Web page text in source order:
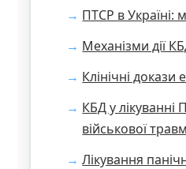
ПТСР в
Механізми дії
Клінічні докази
КБД у лікуванні
військової
Лікування